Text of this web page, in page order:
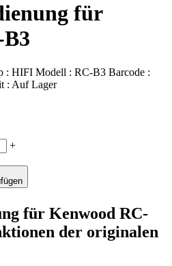
für
: HIFI Modell : RC-B3 Barcode :
: Auf Lager
+
für Kenwood RC-
der originalen